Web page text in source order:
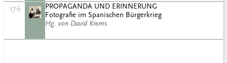
176
PROPAGANDA UND ERINNERUNG
Fotografie im Spanischen Bürgerkrieg
Hg. von David Krems